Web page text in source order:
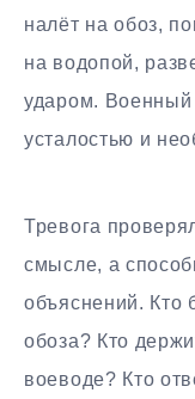
налёт на обоз,
на водопой,
ударом. Военный
усталостью и
Тревога
смысле, а
объяснений. Кто
обоза? Кто
воеводе? Кто